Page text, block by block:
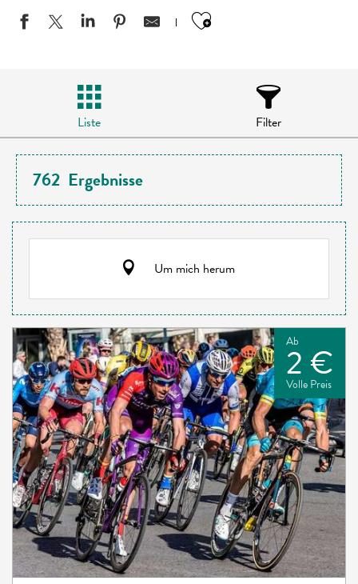
Ajouter aux
Liste Filter
762 Ergebnisse
Um mich herum
Ab
2 €
Volle Preis